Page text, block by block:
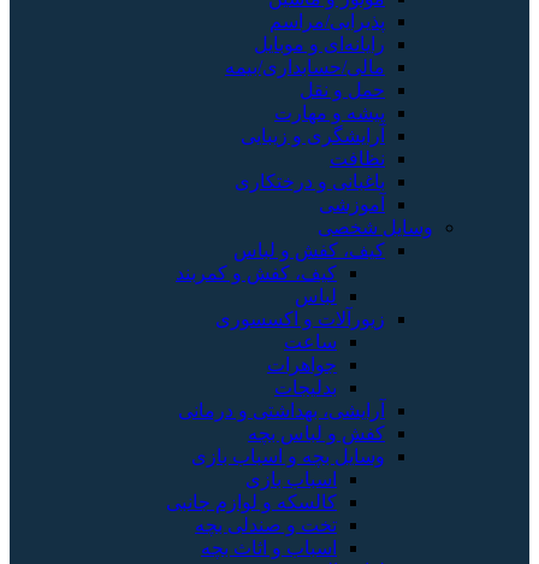
پذیرایی/مراسم
رایانه‌ای و موبایل
مالی/حسابداری/بیمه
حمل و نقل
پیشه و مهارت
آرایشگری و زیبایی
نظافت
باغبانی و درختکاری
آموزشی
وسایل شخصی
کیف، کفش و لباس
کیف، کفش و کمربند
لباس
زیورآلات و اکسسوری
ساعت
جواهرات
بدلیجات
آرایشی، بهداشتی و درمانی
کفش و لباس بچه
وسایل بچه و اسباب بازی
اسباب بازی
کالسکه و لوازم جانبی
تخت و صندلی بچه
اسباب و اثاث بچه